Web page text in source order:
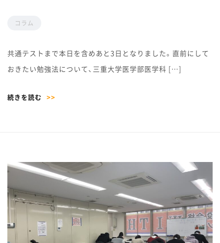
コラム
共通テストまで本日を含めあと3日となりました。直前にして
おきたい勉強法について、三重大学医学部医学科 […]
続きを読む >>